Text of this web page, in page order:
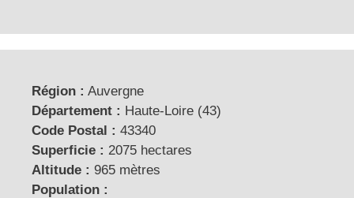
Région : Auvergne
Département : Haute-Loire (43)
Code Postal : 43340
Superficie : 2075 hectares
Altitude : 965 mètres
Population :